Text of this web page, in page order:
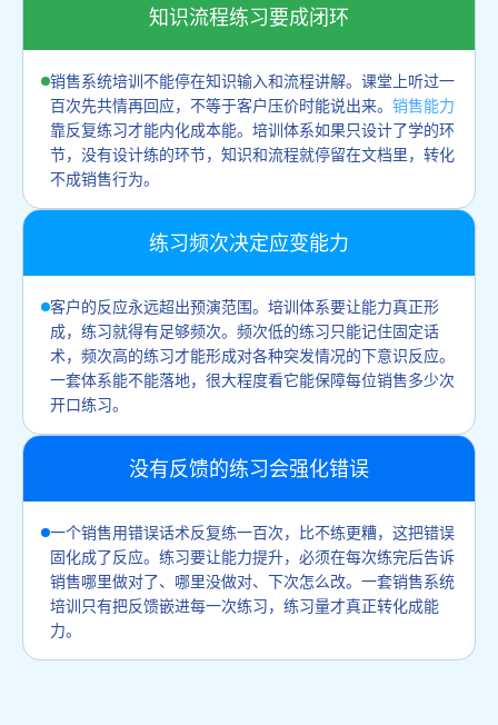
知识流程练习要成闭环
销售系统培训不能停在知识输入和流程讲解。课堂上听过一
百次先共情再回应，不等于客户压价时能说出来。 销售能力
靠反复练习才能内化成本能。培训体系如果只设计了学的环
节，没有设计练的环节，知识和流程就停留在文档里，转化
不成销售行为。
练习频次决定应变能力
客户的反应永远超出预演范围。培训体系要让能力真正形
成，练习就得有足够频次。频次低的练习只能记住固定话
术，频次高的练习才能形成对各种突发情况的下意识反应。
一套体系能不能落地，很大程度看它能保障每位销售多少次
开口练习。
没有反馈的练习会强化错误
一个销售用错误话术反复练一百次，比不练更糟，这把错误
固化成了反应。练习要让能力提升，必须在每次练完后告诉
销售哪里做对了、哪里没做对、下次怎么改。一套销售系统
培训只有把反馈嵌进每一次练习，练习量才真正转化成能
力。